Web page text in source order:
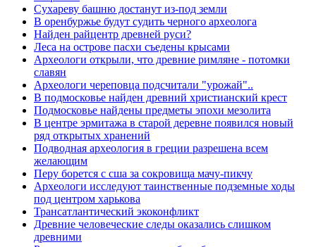
Сухареву башню достанут из-под земли
В оренбуржье будут судить черного археолога
Найден райцентр древней руси?
Леса на острове пасхи съедены крысами
Археологи открыли, что древние римляне - потомки
славян
Археологи череповца подсчитали "урожай"..
В подмосковье найден древний христианский крест
Подмосковье найдены предметы эпохи мезолита
В центре эрмитажа в старой деревне появился новый
ряд открытых хранений
Подводная археология в греции разрешена всем
желающим
Перу борется с сша за сокровища мачу-пикчу
Археологи исследуют таинственные подземные ходы
под центром харькова
Трансатлантический экоконфликт
Древние человеческие следы оказались слишком
древними